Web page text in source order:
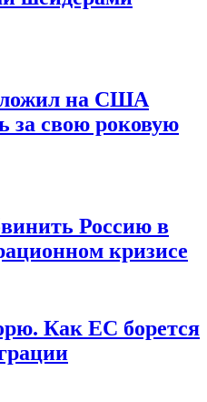
на США
за свою роковую
Россию в
кризисе
Как ЕС борется